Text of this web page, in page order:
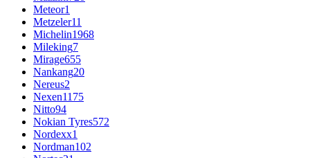
Meteor1
Metzeler11
Michelin1968
Mileking7
Mirage655
Nankang20
Nereus2
Nexen1175
Nitto94
Nokian Tyres572
Nordexx1
Nordman102